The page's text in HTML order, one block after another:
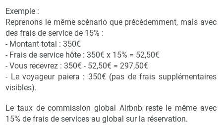
Exemple :
Reprenons le même scénario que précédemment, mais avec
des frais de service de 15% :
- Montant total : 350€
- Frais de service hôte : 350€ x 15% = 52,50€
- Vous recevrez : 350€ - 52,50€ = 297,50€
- Le voyageur paiera : 350€ (pas de frais supplémentaires
visibles).
Le taux de commission global Airbnb reste le même avec
15% de frais de services au global sur la réservation.